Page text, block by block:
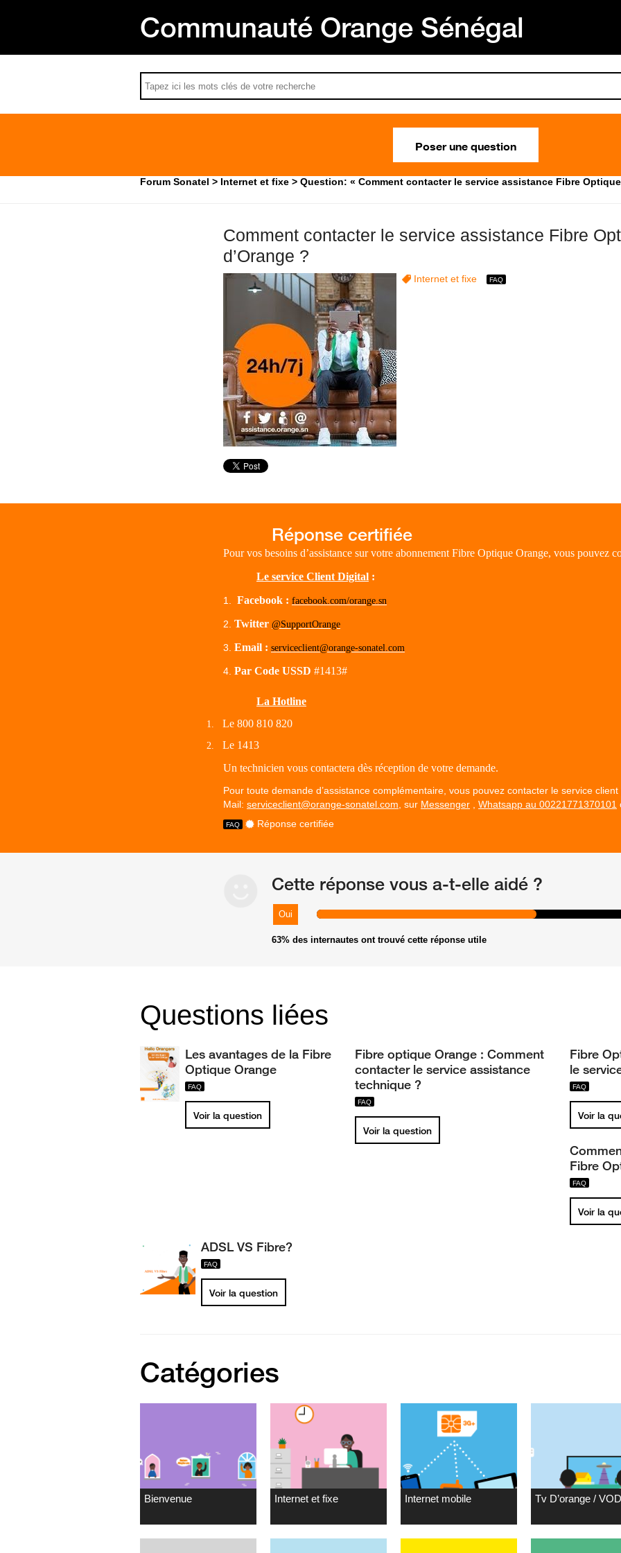
Communauté Orange Sénégal
Poser une question
Forum Sonatel Internet et fixe Question: « Comment contacter le service assistance Fibre Optique
Comment contacter le service assistance Fibre
d’Orange ?
Internet et fixe
Pour vos besoins d’assistance sur votre abonnement Fibre Optique Orange, vous pouvez
Le service Client Digital :
Facebook : facebook.com/orange.sn
Twitter @SupportOrange
Email : serviceclient@orange-sonatel.com
Par Code USSD #1413#
La Hotline
1. Le 800 810 820
2.
Le 1413
Un technicien vous contactera dès réception de votre demande.
Pour toute demande d’assistance complémentaire, vous pouvez contacter le service client
Mail: serviceclient@orange-sonatel.com , sur Messenger Whatsapp au 00221771370101
Réponse certifiée
Cette réponse vous a-t-elle aidé ?
Oui
63% des internautes ont trouvé cette réponse utile
Questions liées
Les avantages de la Fibre
Optique Orange
Voir la question
Fibre optique Orange : Comment
contacter le service assistance
technique ?
Voir la question
Fibre
le
Voir la
Fibre
Voir la
ADSL VS Fibre?
Voir la question
Catégories
Bienvenue Internet et fixe Internet mobile Tv D’orange / VOD